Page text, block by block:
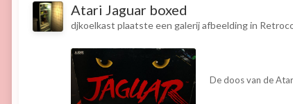
Atari Jaguar boxed
djkoelkast plaatste een galerij afbeelding in
De doos van de